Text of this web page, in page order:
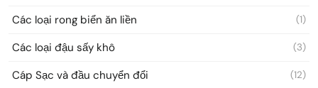
Các loại rong biển ăn liền (1)
Các loại đậu sấy khô (3)
Cáp Sạc và đầu chuyển đổi (12)